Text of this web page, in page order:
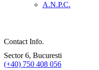
A.N.P.C.
Contact Info.
Sector 6, Bucuresti
(+40) 750 408 056